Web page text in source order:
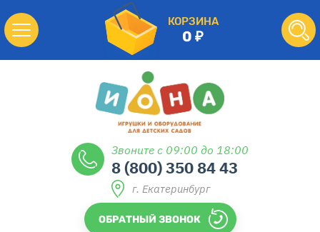
КОРЗИНА
0
Звоните с 09:00 до 18:00
8 (800) 350 84 43
г. Екатеринбург
ОБРАТНЫЙ ЗВОНОК